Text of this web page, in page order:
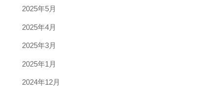
2025年5月
2025年4月
2025年3月
2025年1月
2024年12月